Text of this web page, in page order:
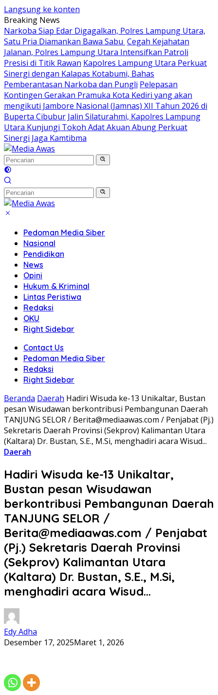
Langsung ke konten
Breaking News
Narkoba Siap Edar Digagalkan, Polres Lampung Utara,
Satu Pria Diamankan Bawa Sabu Cegah Kejahatan
Jalanan, Polres Lampung Utara Intensifkan Patroli
Presisi di Titik Rawan Kapolres Lampung Utara Perkuat
Sinergi dengan Kalapas Kotabumi, Bahas
Pemberantasan Narkoba dan Pungli Pelepasan
Kontingen Gerakan Pramuka Kota Kediri yang akan
mengikuti Jambore Nasional (Jamnas) XII Tahun 2026 di
Buperta Cibubur Jalin Silaturahmi, Kapolres Lampung
Utara Kunjungi Tokoh Adat Akuan Abung Perkuat
Sinergi Jaga Kamtibma
Pedoman Media Siber
Nasional
Pendidikan
News
Opini
Hukum & Kriminal
Lintas Peristiwa
Redaksi
OKU
Right Sidebar
Contact Us
Pedoman Media Siber
Redaksi
Right Sidebar
Beranda Daerah Hadiri Wisuda ke-13 Unikaltar, Bustan
pesan Wisudawan berkontribusi Pembangunan Daerah
TANJUNG SELOR / Berita@mediaawas.com / Penjabat (Pj.)
Sekretaris Daerah Provinsi (Sekprov) Kalimantan Utara
(Kaltara) Dr. Bustan, S.E., M.Si, menghadiri acara Wisud...
Daerah
Hadiri Wisuda ke-13 Unikaltar,
Bustan pesan Wisudawan
berkontribusi Pembangunan Daerah
TANJUNG SELOR /
Berita@mediaawas.com / Penjabat
(Pj.) Sekretaris Daerah Provinsi
(Sekprov) Kalimantan Utara
(Kaltara) Dr. Bustan, S.E., M.Si,
menghadiri acara Wisud…
Edy Adha
Desember 17, 2025Maret 1, 2026